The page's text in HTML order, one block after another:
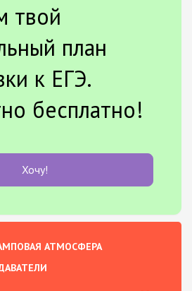
твой
план
к ЕГЭ.
бесплатно!
Хочу!
АТМОСФЕРА